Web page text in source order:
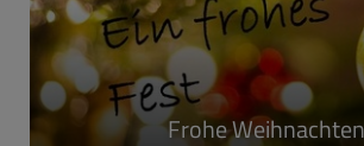
Frohe Weihnachten